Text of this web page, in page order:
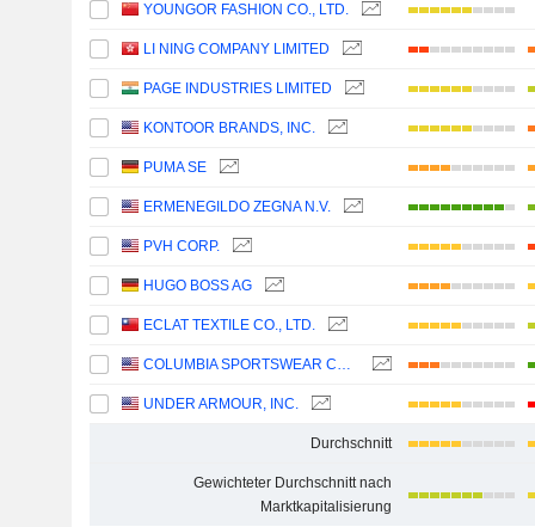
YOUNGOR FASHION CO., LTD.
LI NING COMPANY LIMITED
PAGE INDUSTRIES LIMITED
KONTOOR BRANDS, INC.
PUMA SE
ERMENEGILDO ZEGNA N.V.
PVH CORP.
HUGO BOSS AG
ECLAT TEXTILE CO., LTD.
COLUMBIA SPORTSWEAR COMPANY
UNDER ARMOUR, INC.
Durchschnitt
Gewichteter Durchschnitt nach
Marktkapitalisierung